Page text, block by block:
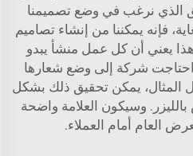
الذي نرغب في وضع تصميمنا
فإنه يمكننا من إنشاء تصاميم
يعني أن كل عمل منشأ يبدو
احتاجت شركة إلى وضع شعارها
المثال، يمكن تحقيق ذلك بشكل
وسيكون العلامة واضحة
العام أمام العملاء.